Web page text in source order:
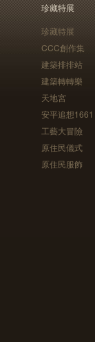
珍藏特展
珍藏特展
CCC創作集
建築排排站
建築轉轉樂
天地宮
安平追想1661
工藝大冒險
原住民儀式
原住民服飾